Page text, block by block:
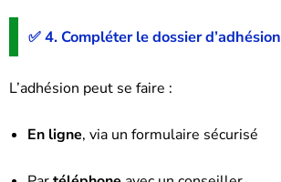
✅ 4. Compléter le dossier d’adhésion
L’adhésion peut se faire :
En ligne, via un formulaire sécurisé